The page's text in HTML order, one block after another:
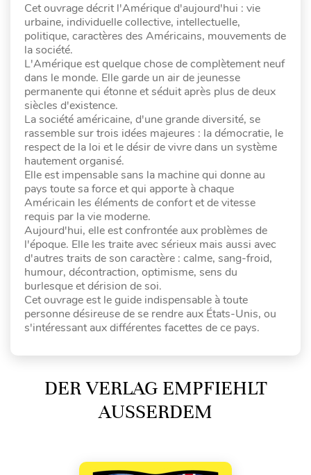
Cet ouvrage décrit l'Amérique d'aujourd'hui : vie
urbaine, individuelle collective, intellectuelle,
politique, caractères des Américains, mouvements de
la société.
L'Amérique est quelque chose de complètement neuf
dans le monde. Elle garde un air de jeunesse
permanente qui étonne et séduit après plus de deux
siècles d'existence.
La société américaine, d'une grande diversité, se
rassemble sur trois idées majeures : la démocratie, le
respect de la loi et le désir de vivre dans un système
hautement organisé.
Elle est impensable sans la machine qui donne au
pays toute sa force et qui apporte à chaque
Américain les éléments de confort et de vitesse
requis par la vie moderne.
Aujourd'hui, elle est confrontée aux problèmes de
l'époque. Elle les traite avec sérieux mais aussi avec
d'autres traits de son caractère : calme, sang-froid,
humour, décontraction, optimisme, sens du
burlesque et dérision de soi.
Cet ouvrage est le guide indispensable à toute
personne désireuse de se rendre aux États-Unis, ou
s'intéressant aux différentes facettes de ce pays.
DER VERLAG EMPFIEHLT
AUSSERDEM